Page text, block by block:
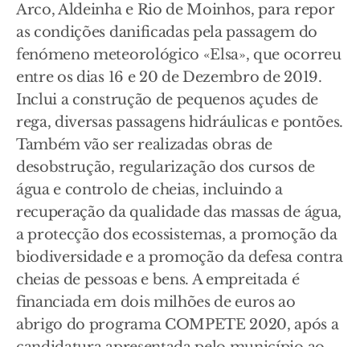
Arco, Aldeinha e Rio de Moinhos, para repor
as condições danificadas pela passagem do
fenómeno meteorológico «Elsa», que ocorreu
entre os dias 16 e 20 de Dezembro de 2019.
Inclui a construção de pequenos açudes de
rega, diversas passagens hidráulicas e pontões.
Também vão ser realizadas obras de
desobstrução, regularização dos cursos de
água e controlo de cheias, incluindo a
recuperação da qualidade das massas de água,
a protecção dos ecossistemas, a promoção da
biodiversidade e a promoção da defesa contra
cheias de pessoas e bens. A empreitada é
financiada em dois milhões de euros ao
abrigo do programa COMPETE 2020, após a